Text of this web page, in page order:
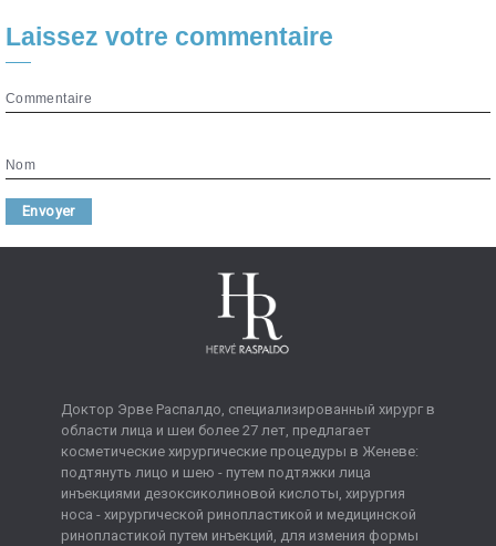
Laissez votre commentaire
Commentaire
Nom
Envoyer
Доктор Эрве Распалдо, специализированный хирург в
области лица и шеи более 27 лет, предлагает
косметические хирургические процедуры в Женеве:
подтянуть лицо и шею - путем подтяжки лица
инъекциями дезоксиколиновой кислоты, хирургия
носа - хирургической ринопластикой и медицинской
ринопластикой путем инъекций, для измения формы